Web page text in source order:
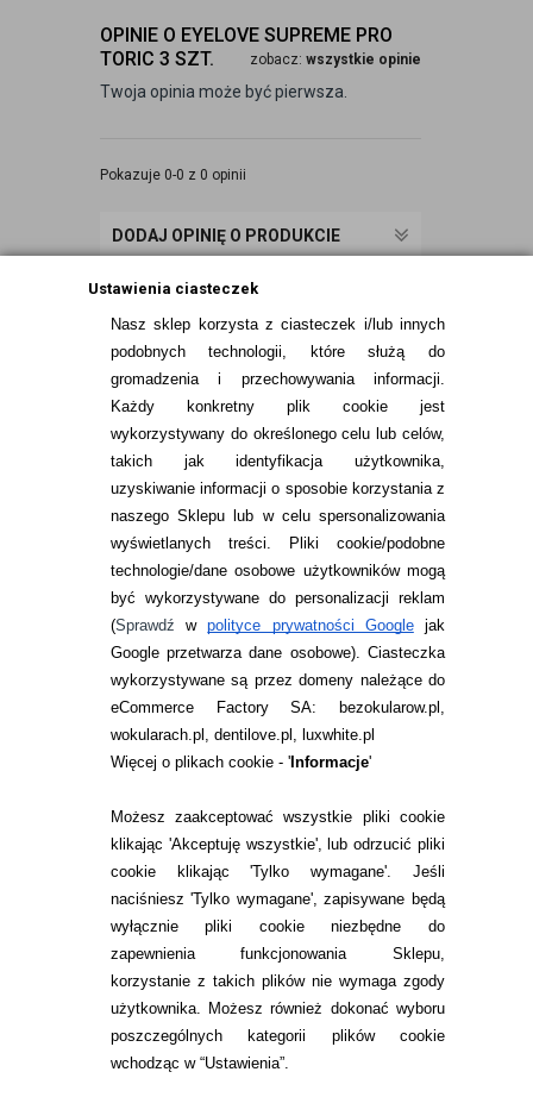
Ustawienia ciasteczek
Nasz sklep korzysta z ciasteczek i/lub innych
podobnych technologii, które służą do
gromadzenia i przechowywania informacji.
Każdy konkretny plik cookie jest
wykorzystywany do określonego celu lub celów,
takich jak identyfikacja użytkownika,
uzyskiwanie informacji o sposobie korzystania z
naszego Sklepu lub w celu spersonalizowania
wyświetlanych treści.
Pliki cookie/podobne
technologie/dane osobowe użytkowników mogą
być wykorzystywane do personalizacji reklam
(Sprawdźwpolityce prywatności Googlejak
Google przetwarza dane osobowe). Ciasteczka
wykorzystywane są przez domeny należące do
eCommerce Factory SA: bezokularow.pl,
wokularach.pl, dentilove.pl, luxwhite.pl
Więcej o plikach cookie - 'Informacje'
Możesz zaakceptować wszystkie pliki cookie
klikając 'Akceptuję wszystkie', lub odrzucić pliki
cookie klikając 'Tylko wymagane'. Jeśli
naciśniesz 'Tylko wymagane', zapisywane będą
wyłącznie pliki cookie niezbędne do
zapewnienia funkcjonowania Sklepu,
korzystanie z takich plików nie wymaga zgody
użytkownika. Możesz również dokonać wyboru
poszczególnych kategorii plików cookie
wchodząc w “Ustawienia”.
OPINIE O EYELOVE SUPREME PRO
TORIC 3 SZT.
zobacz: wszystkie opinie
Twoja opinia może być pierwsza.
Pokazuje 0-0 z 0 opinii
DODAJ OPINIĘ O PRODUKCIE
INFORMACJE KONTAKTOWE
JAK ZAMAWIAĆ?
ZWROTY I REKLAMACJA
WARUNKI ZAKUPÓW
RANKINGI SOCZEWEK
SOCZEWKI KOLOROWE
Zwrot (odstąpienie od umowy)
ZMIEŃ USTAWIENIA ZGODY NA CIASTECZKA
KONTAKT
telefon:
22 113 44 42
telefon:
732 08 08 72